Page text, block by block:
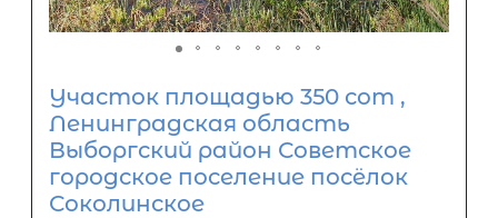
Участок площадью 350 сот ,
Ленинградская область
Выборгский район Советское
городское поселение посёлок
Соколинское